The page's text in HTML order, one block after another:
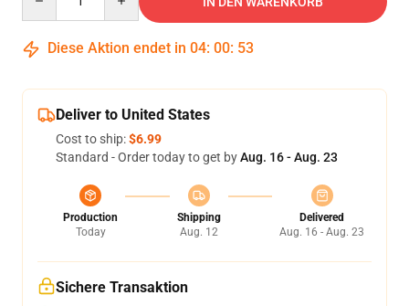
Diese Aktion endet in 04: 00: 52
Deliver to United States
Cost to ship:$6.99
Standard - Order today to get byAug. 16 - Aug. 23
Production
Today
Shipping
Aug. 12
Delivered
Aug. 16 - Aug. 23
Sichere Transaktion